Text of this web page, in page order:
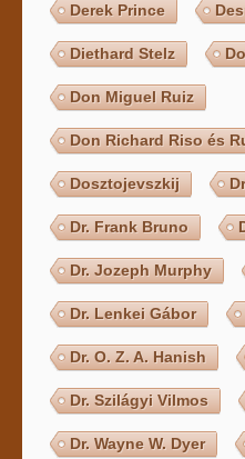
Derek Prince
Diethard Stelz
Don Miguel Ruiz
Don Richard Riso és
Dosztojevszkij
Dr. Frank Bruno
Dr. Jozeph Murphy
Dr. Lenkei Gábor
Dr. O. Z. A. Hanish
Dr. Szilágyi Vilmos
Dr. Wayne W. Dyer